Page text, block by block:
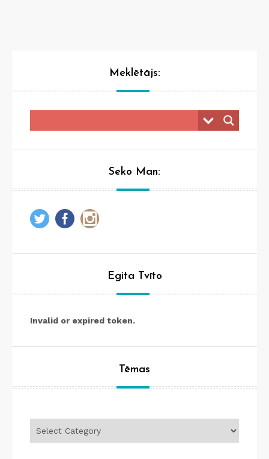
Meklētājs:
Seko Man:
Egita Tvīto
Invalid or expired token.
Tēmas